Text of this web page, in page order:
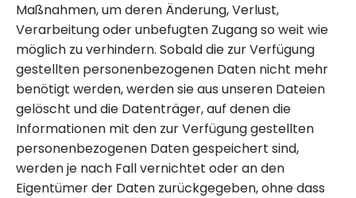
Maßnahmen, um deren Änderung, Verlust,
Verarbeitung oder unbefugten Zugang so weit wie
möglich zu verhindern. Sobald die zur Verfügung
gestellten personenbezogenen Daten nicht mehr
benötigt werden, werden sie aus unseren Dateien
gelöscht und die Datenträger, auf denen die
Informationen mit den zur Verfügung gestellten
personenbezogenen Daten gespeichert sind,
werden je nach Fall vernichtet oder an den
Eigentümer der Daten zurückgegeben, ohne dass